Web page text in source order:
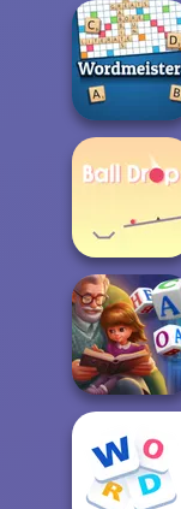
Wordmeister
Ball Drop
Word Scramble:
Family Tales